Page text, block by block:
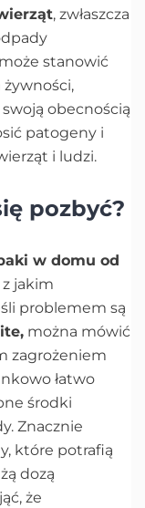
, zwłaszcza
stanowić
obecnością
patogeny i
i ludzi.
pozbyć?
w domu od
jakim
problemem są
można mówić
zagrożeniem
łatwo
środki
Znacznie
które potrafią
dozą
że